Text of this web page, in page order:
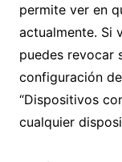
permite ver en
actualmente. Si
puedes revocar
configuración
“Dispositivos
cualquier